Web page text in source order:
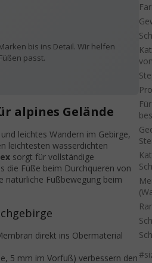
bis ins Detail. Wir helfen
passt.
alpines Gelände
leichtes Wandern im Gebirge,
leichtesten wasserdichten
sorgt für vollständige
die Füße beim Durchqueren von
natürliche Fußbewegung beim
direkt ins Obermaterial
5 mm im Vorfuß) verbessern den